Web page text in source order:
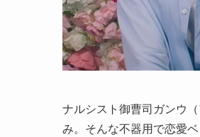
ナルシスト御曹司ガンウ
み。そんな不器用で恋愛